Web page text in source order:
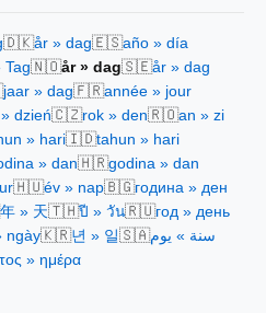
🇩🇰år » dag🇪🇸año » día
Tag🇳🇴år » dag🇸🇪år » dag
jaar » dag🇫🇷année » jour
dzień🇨🇿rok » den🇷🇴an » zi
» hari🇮🇩tahun » hari
» dan🇭🇷godina » dan
🇭🇺év » nap🇧🇬година » ден
年 » 天🇹🇭ปี » วัน🇷🇺год » день
ngày🇰🇷년 » 일🇸🇦سنة » يوم
» ημέρα